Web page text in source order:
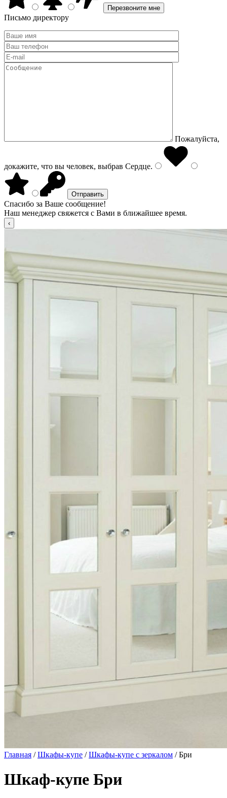
Письмо директору
Пожалуйста,
докажите, что вы человек, выбрав Сердце.
Спасибо за Ваше сообщение!
Наш менеджер свяжется с Вами в ближайшее время.
Главная /Шкафы-купе /Шкафы-купе с зеркалом / Бри
Шкаф-купе Бри